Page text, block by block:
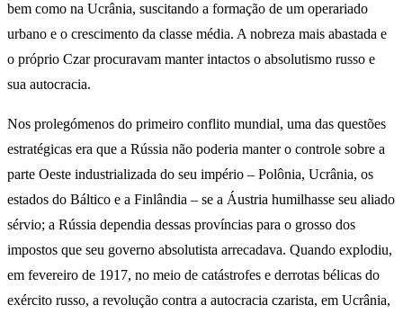
bem como na Ucrânia, suscitando a formação de um operariado
urbano e o crescimento da classe média. A nobreza mais abastada e
o próprio Czar procuravam manter intactos o absolutismo russo e
sua autocracia.
Nos prolegómenos do primeiro conflito mundial, uma das questões
estratégicas era que a Rússia não poderia manter o controle sobre a
parte Oeste industrializada do seu império – Polônia, Ucrânia, os
estados do Báltico e a Finlândia – se a Áustria humilhasse seu aliado
sérvio; a Rússia dependia dessas províncias para o grosso dos
impostos que seu governo absolutista arrecadava. Quando explodiu,
em fevereiro de 1917, no meio de catástrofes e derrotas bélicas do
exército russo, a revolução contra a autocracia czarista, em Ucrânia,